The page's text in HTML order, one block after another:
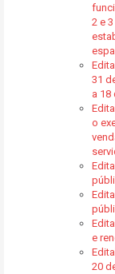
2 e
31
a 18
o
e
20